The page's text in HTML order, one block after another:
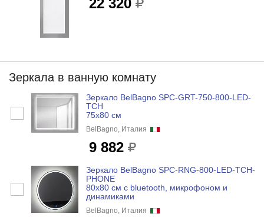
22 320
Зеркала в ванную комнату
Зеркало BelBagno SPC-GRT-750-800-LED-
TCH
75x80 см
BelBagno, Италия
9 882
Зеркало BelBagno SPC-RNG-800-LED-TCH-
PHONE
80x80 см с bluetooth, микрофоном и
динамиками
BelBagno, Италия